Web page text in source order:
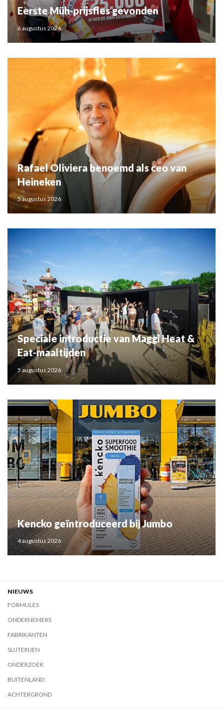
Eerste Müh-prijsfles gevonden
6 augustus 2026
Rafael Oliviera benoemd als ceo van
Heineken
5 augustus 2026
Speciale introductie van Maggi Heat &
Eat-maaltijden
5 augustus 2026
Kencko geïntroduceerd bij Jumbo
4 augustus 2026
NIEUWS
FORMULES
ONDERNEMERS
FABRIKANTEN
SLIJTERIJEN
ONDERZOEK
BUITENLAND
ACHTERGROND